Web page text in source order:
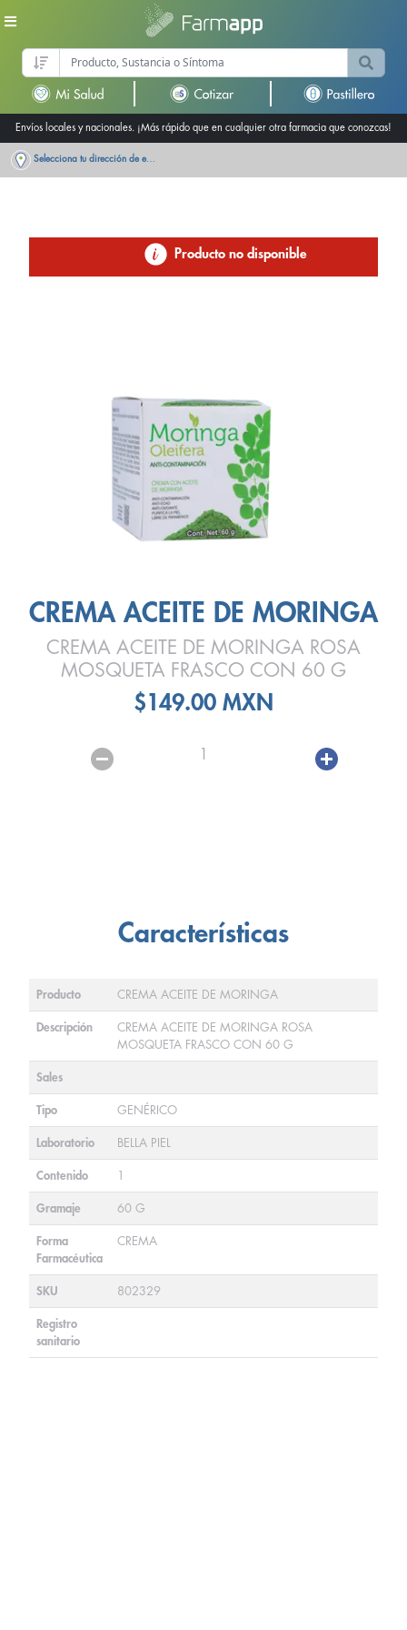
Envíos locales y nacionales. ¡Más rápido que en cualquier otra farmacia que conozcas!
Selecciona tu dirección de entrega
Producto no disponible
CREMA ACEITE DE MORINGA
CREMA ACEITE DE MORINGA ROSA
MOSQUETA FRASCO CON 60 G
$149.00 MXN
1
Características
Producto CREMA ACEITE DE MORINGA
Descripción
CREMA ACEITE DE MORINGA ROSA
MOSQUETA FRASCO CON 60 G
Sales
Tipo GENÉRICO
Laboratorio BELLA PIEL
Contenido 1
Gramaje 60 G
Forma
Farmacéutica
CREMA
SKU 802329
Registro
sanitario